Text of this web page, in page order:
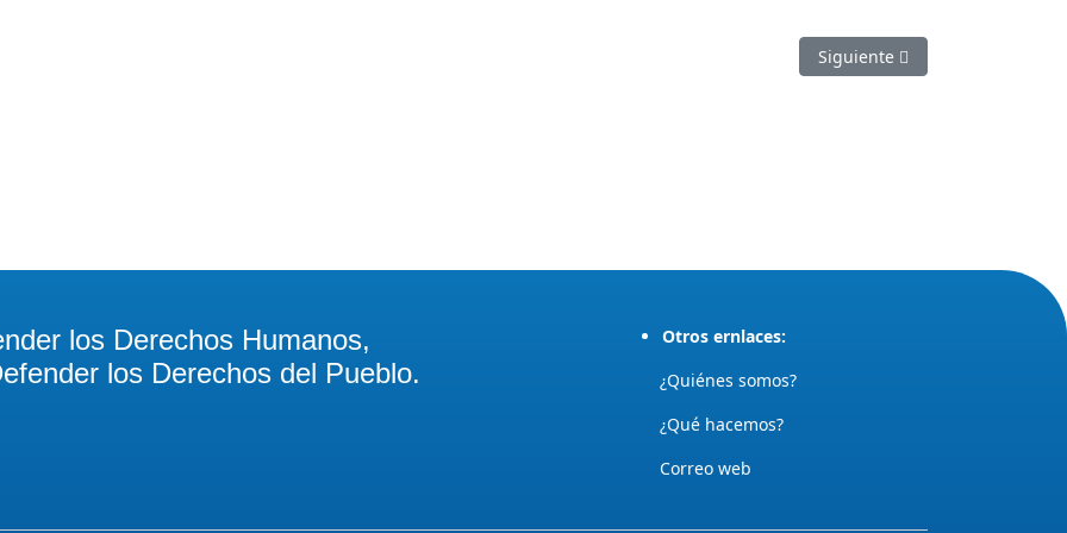
de periodistas Artículo siguiente:
Siguiente
los Derechos Humanos,
los Derechos del Pueblo.
Otros ernlaces:
¿Quiénes somos?
¿Qué hacemos?
Correo web